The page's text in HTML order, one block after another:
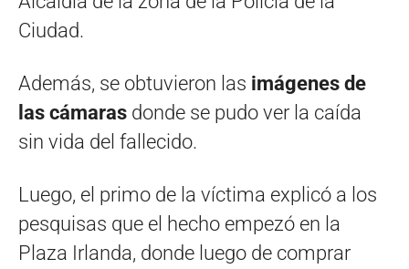
Ciudad.
Además, se obtuvieron las imágenes de
las cámaras donde se pudo ver la caída
sin vida del fallecido.
Luego, el primo de la víctima explicó a los
pesquisas que el hecho empezó en la
Plaza Irlanda, donde luego de comprar